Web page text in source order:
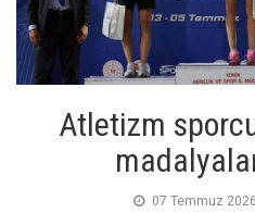
Atletizm
07 Temmuz 2026